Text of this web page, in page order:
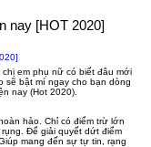
nay [HOT 2020]
chị em phụ nữ có biết đâu mới
sẽ bật mí ngay cho bạn dòng
nay (Hot 2020).
hảo. Chỉ có điểm trừ lớn
Để giải quyết dứt điểm
mang đến sự tự tin, rạng